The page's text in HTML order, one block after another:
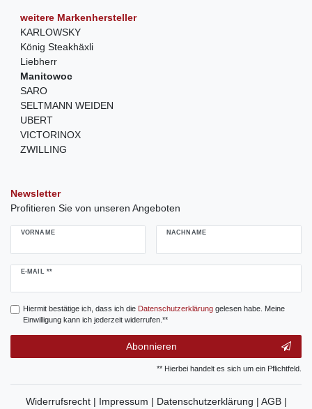
weitere Markenhersteller
KARLOWSKY
König Steakhäxli
Liebherr
Manitowoc
SARO
SELTMANN WEIDEN
UBERT
VICTORINOX
ZWILLING
Newsletter
Profitieren Sie von unseren Angeboten
VORNAME NACHNAME
E-MAIL **
Newsletter
Hiermit bestätige ich, dass ich die Daten­schutz­erklärunggelesen habe. Meine
Einwilligung kann ich jederzeit widerrufen.**
Abonnieren
** Hierbei handelt es sich um ein Pflichtfeld.
Widerrufsrecht | Impressum | Datenschutzerklärung | AGB |